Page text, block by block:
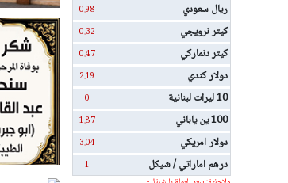
ريال سعودي 0.98
كيتر نرويجي 0.32
كيتر دنماركي 0.47
دولار كندي 2.19
10 ليرات لبنانية 0
100 ين ياباني 1.87
دولار امريكي 3.04
درهم اماراتي / شيكل
1